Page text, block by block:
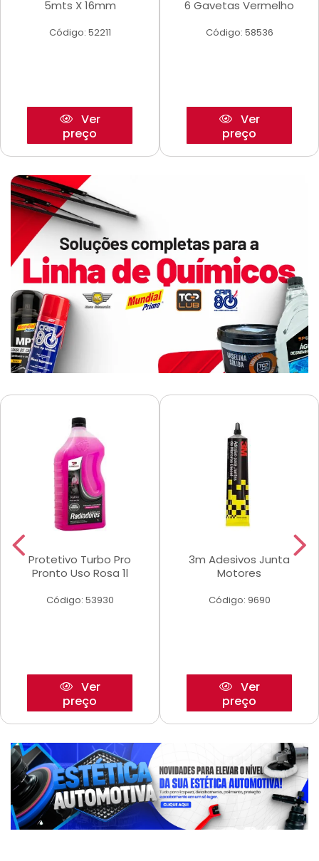
5mts X 16mm
Código: 52211
Ver
preço
6 Gavetas Vermelho
Código: 58536
Ver
preço
Protetivo Turbo Pro
Pronto Uso Rosa 1l
Código: 53930
Ver
preço
3m Adesivos Junta
Motores
Código: 9690
Ver
preço